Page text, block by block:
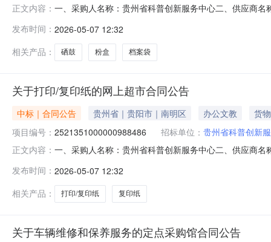
正文内容： 一、采购人名称：贵州省科普创新服务中心二、供应商
5.00241202得力24/60012订书钉12#(1000枚/盒)得力/
发布时间： 2026-05-07 12:32
相关产品：
硒鼓 粉盒 档案袋
关于打印/复印纸的网上超市合同公告
中标｜合同公告 贵州省｜贵阳市｜南明区 办公文教
货物
项目编号： 2521351000000988486 招标单位： 贵州省科普创新
正文内容： 一、采购人名称：贵州省科普创新服务中心二、供应商
好/SOHOA470g8包装,箱3.00180540服务要求或标的基
发布时间： 2026-05-07 12:32
相关产品：
打印/复印纸 复印纸
关于车辆维修和保养服务的定点采购馆合同公告